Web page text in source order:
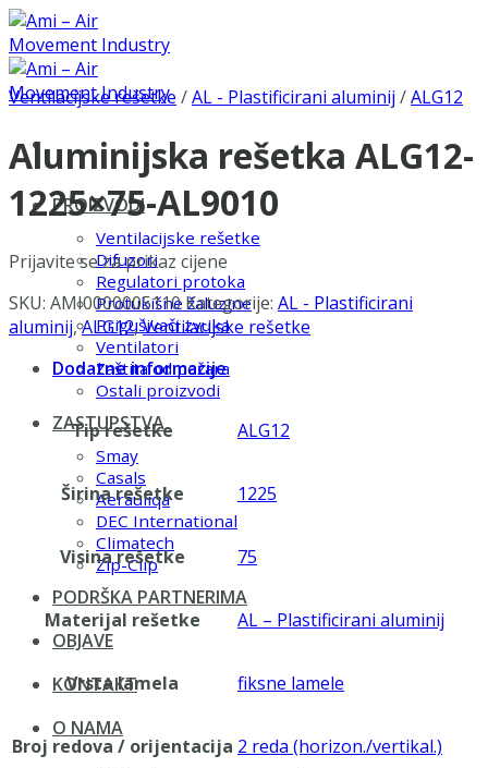
Skip
to
content
PROIZVODI
Ventilacijske rešetke
Difuzori
Regulatori protoka
Protukišne žaluzine
Prigušivači zvuka
Ventilatori
Zaštita od požara
Ostali proizvodi
ZASTUPSTVA
Smay
Casals
Aerauliqa
DEC International
Climatech
Zip-Clip
PODRŠKA PARTNERIMA
OBJAVE
KONTAKT
O NAMA
Ventilacijske rešetke /AL - Plastificirani aluminij /ALG12
Aluminijska rešetka ALG12-
1225×75-AL9010
Prijavite se za prikaz cijene
SKU: AMI0000005110 Kategorije: AL - Plastificirani
aluminij,ALG12,Ventilacijske rešetke
Dodatne informacije
Tip rešetke ALG12
Širina rešetke 1225
Visina rešetke 75
Materijal rešetke AL – Plastificirani aluminij
Vrsta lamela fiksne lamele
Broj redova / orijentacija 2 reda (horizon./vertikal.)